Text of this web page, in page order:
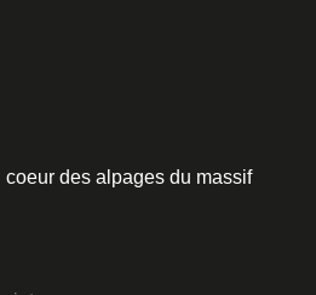
des alpages du massif